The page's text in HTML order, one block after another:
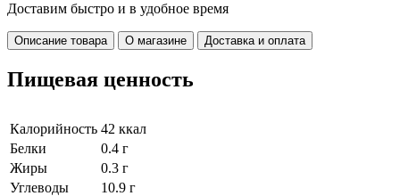
Доставим быстро и в удобное время
Описание товара О магазине Доставка и оплата
Пищевая ценность
Калорийность 42 ккал
Белки
0.4 г
Жиры
0.3 г
Углеводы
10.9 г